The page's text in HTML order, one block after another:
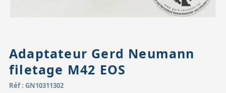
Adaptateur Gerd Neumann
filetage M42 EOS
Réf : GN10311302